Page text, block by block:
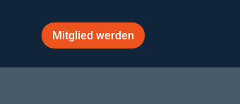
Mitglied werden